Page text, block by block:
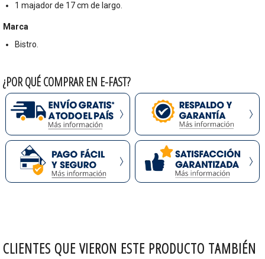
1 majador de 17 cm de largo.
Marca
Bistro.
¿POR QUÉ COMPRAR EN E-FAST?
CLIENTES QUE VIERON ESTE PRODUCTO TAMBIÉN